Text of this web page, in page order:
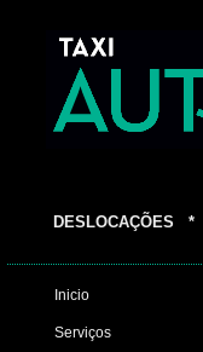
DESLOCAÇÕES *
Inicio
Serviços